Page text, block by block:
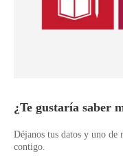
​¿Te gustaría saber
Déjanos tus datos y uno de
contigo.